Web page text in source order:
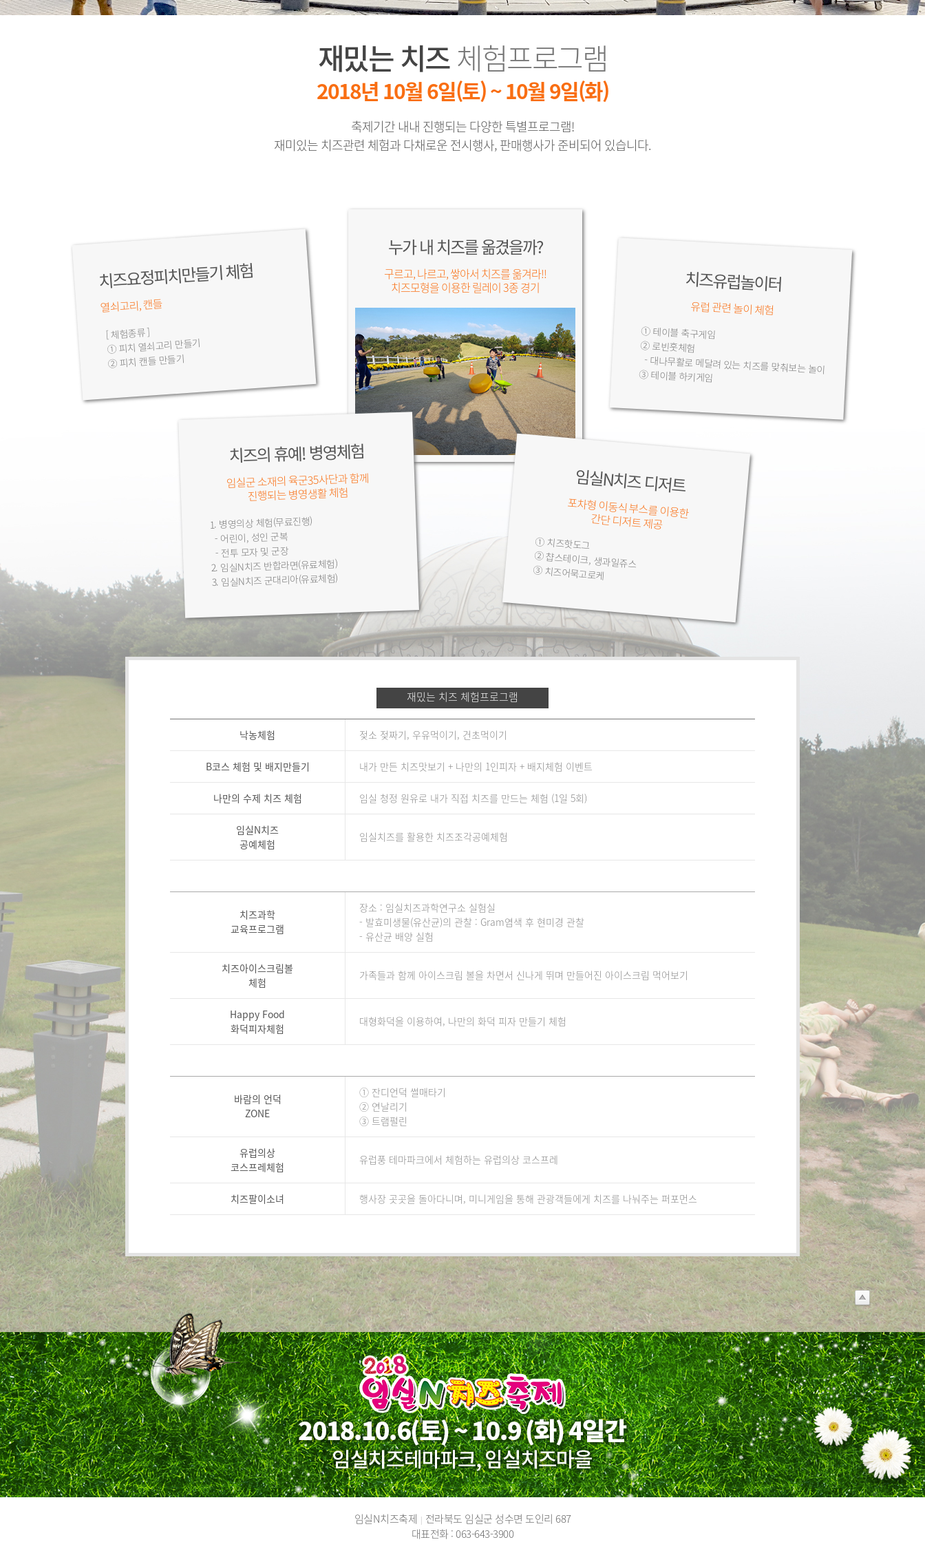
재밌는 치즈체험프로그램
2018년 10월 6일(토) ~ 10월 9일(화)
축제기간 내내 진행되는 다양한 특별프로그램!
재미있는 치즈관련 체험과 다채로운 전시행사, 판매행사가 준비되어 있습니다.
치즈요정피치만들기 체험
열쇠고리, 캔들
[ 체험종류 ]
① 피치 열쇠고리 만들기
② 피치 캔들 만들기
누가 내 치즈를 옮겼을까?
구르고, 나르고, 쌓아서 치즈를 옮겨라!!
치즈모형을 이용한 릴레이 3종 경기
치즈유럽놀이터
유럽 관련 놀이 체험
① 테이블 축구게임
② 로빈훗체험
- 대나무활로 메달려 있는 치즈를 맞춰보는 놀이
③ 테이블 하키게임
치즈의 휴예! 병영체험
임실군 소재의 육군35사단과 함께
진행되는 병영생활 체험
1. 병영의상 체험(무료진행)
- 어린이, 성인 군복
- 전투 모자 및 군장
2. 임실N치즈 반합라면(유료체험)
3. 임실N치즈 군대리아(유료체험)
임실N치즈 디저트
포차형 이동식 부스를 이용한
간단 디저트 제공
① 치즈핫도그
② 챱스테이크, 생과일쥬스
③ 치즈어묵고로케
재밌는 치즈 체험프로그램
낙농체험 젖소 젖짜기, 우유먹이기, 건초먹이기
B코스 체험 및 배지만들기 내가 만든 치즈맛보기 + 나만의 1인피자 + 배지체험 이벤트
나만의 수제 치즈 체험 임실 청정 원유로 내가 직접 치즈를 만드는 체험 (1일 5회)
임실N치즈
공예체험
임실치즈를 활용한 치즈조각공예체험
치즈과학
교육프로그램
장소 : 임실치즈과학연구소 실험실
- 발효미생물(유산균)의 관찰 : Gram염색 후 현미경 관찰
- 유산균 배양 실험
치즈아이스크림볼
체험
가족들과 함께 아이스크림 볼을 차면서 신나게 뛰며 만들어진 아이스크림 먹어보기
Happy Food
화덕피자체험
대형화덕을 이용하여, 나만의 화덕 피자 만들기 체험
바람의 언덕
ZONE
① 잔디언덕 썰매타기
② 연날리기
③ 트램펄린
유럽의상
코스프레체험
유럽풍 테마파크에서 체험하는 유럽의상 코스프레
치즈팔이소녀 행사장 곳곳을 돌아다니며, 미니게임을 통해 관광객들에게 치즈를 나눠주는 퍼포먼스
임실N치즈축제
전라북도 임실군 성수면 도인리 687
대표전화 : 063-643-3900